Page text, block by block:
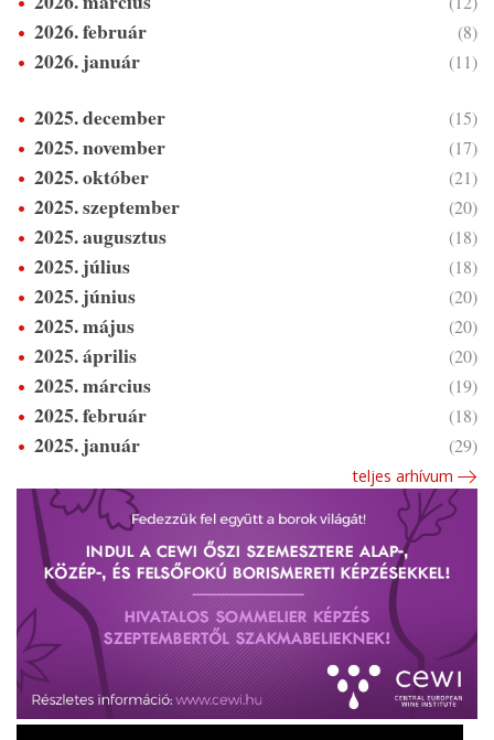
2026. február (8)
2026. január (11)
2025. december (15)
2025. november (17)
2025. október (21)
2025. szeptember (20)
2025. augusztus (18)
2025. július (18)
2025. június (20)
2025. május (20)
2025. április (20)
2025. március (19)
2025. február (18)
2025. január (29)
teljes arhívum